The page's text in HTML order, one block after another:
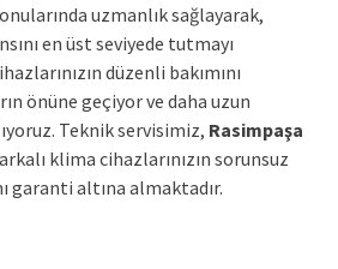
uzmanlık sağlayarak,
en üst seviyede tutmayı
düzenli bakımını
önüne geçiyor ve daha uzun
Teknik servisimiz, Rasimpaşa
klima cihazlarınızın sorunsuz
garanti altına almaktadır.